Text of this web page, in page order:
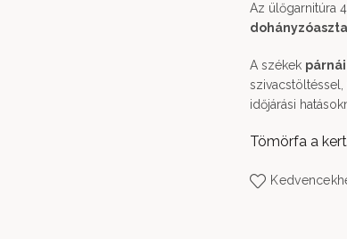
Az ülőgarnitúra
A székek
időjárási
Tömörfa a